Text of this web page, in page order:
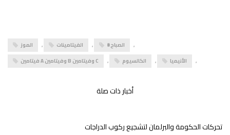
الموز , الفيتامينات , ‎#الصباح
,
فيتامين A وفيتامين B وفيتامين C
, الكالسيوم , الأنيميا ,
أخبار ذات صلة
تحركات الحكومة والبرلمان لتشجيع ركوب الدراجات